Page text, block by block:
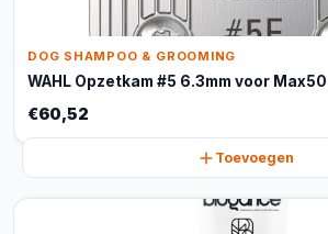
DOG SHAMPOO & GROOMING
WAHL Opzetkam #5 6.3mm voor
€60,52
Toevoegen